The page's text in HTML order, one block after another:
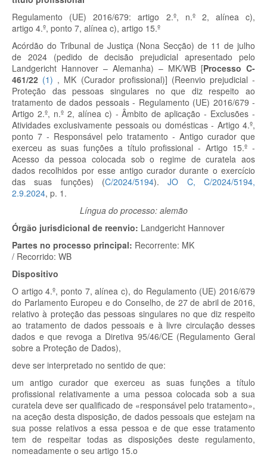
Regulamento (UE) 2016/679: artigo 2.º, n.º 2, alínea c),
artigo 4.º, ponto 7, alínea c), artigo 15.º
Acórdão do Tribunal de Justiça (Nona Secção) de 11 de julho
de 2024 (pedido de decisão prejudicial apresentado pelo
Landgericht Hannover – Alemanha) – MK/WB [Processo C-
461/22 (1) , MK (Curador profissional)] (Reenvio prejudicial -
Proteção das pessoas singulares no que diz respeito ao
tratamento de dados pessoais - Regulamento (UE) 2016/679 -
Artigo 2.º, n.º 2, alínea c) - Âmbito de aplicação - Exclusões -
Atividades exclusivamente pessoais ou domésticas - Artigo 4.º,
ponto 7 - Responsável pelo tratamento - Antigo curador que
exerceu as suas funções a título profissional - Artigo 15.º -
Acesso da pessoa colocada sob o regime de curatela aos
dados recolhidos por esse antigo curador durante o exercício
das suas funções) (C/2024/5194).JO C, C/2024/5194,
2.9.2024, p. 1.
Língua do processo: alemão
Órgão jurisdicional de reenvio: Landgericht Hannover
Partes no processo principal: Recorrente: MK
/ Recorrido: WB
Dispositivo
O artigo 4.º, ponto 7, alínea c), do Regulamento (UE) 2016/679
do Parlamento Europeu e do Conselho, de 27 de abril de 2016,
relativo à proteção das pessoas singulares no que diz respeito
ao tratamento de dados pessoais e à livre circulação desses
dados e que revoga a Diretiva 95/46/CE (Regulamento Geral
sobre a Proteção de Dados),
deve ser interpretado no sentido de que:
um antigo curador que exerceu as suas funções a título
profissional relativamente a uma pessoa colocada sob a sua
curatela deve ser qualificado de «responsável pelo tratamento»,
na aceção desta disposição, de dados pessoais que estejam na
sua posse relativos a essa pessoa e de que esse tratamento
tem de respeitar todas as disposições deste regulamento,
nomeadamente o seu artigo 15.o